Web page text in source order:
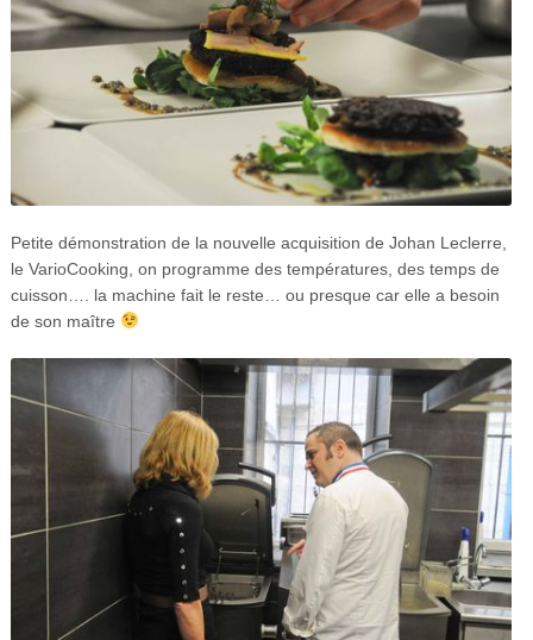
Petite démonstration de la nouvelle acquisition de Johan Leclerre,
le VarioCooking, on programme des températures, des temps de
cuisson…. la machine fait le reste… ou presque car elle a besoin
de son maître